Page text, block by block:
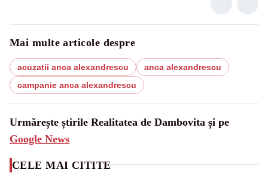
Mai multe articole despre
acuzatii anca alexandrescu
anca alexandrescu
campanie anca alexandrescu
Urmărește știrile Realitatea de Dambovita și pe
Google News
CELE MAI CITITE